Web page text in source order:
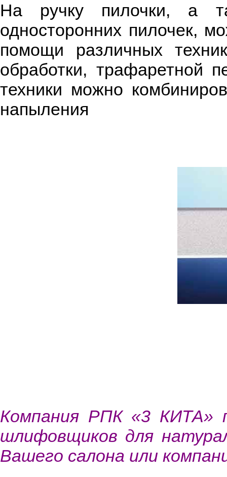
На ручку пилочки, а
односторонних пилочек,
помощи различных
обработки, трафаретной
техники можно
напыления
Компания РПК «3 КИТА»
шлифовщиков для
Вашего салона или